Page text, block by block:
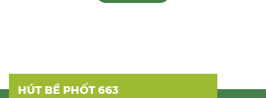
HÚT BỂ PHỐT 663